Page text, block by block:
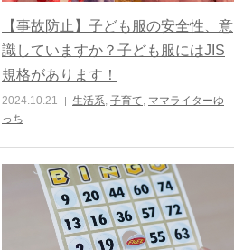
【事故防止】子ども服の安全性、意
識していますか？子ども服にはJIS
規格があります！
2024.10.21 生活系, 子育て, ママライターゆ
っち